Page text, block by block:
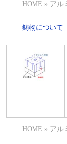
HOME » アル
鋳物について
HOME » アル